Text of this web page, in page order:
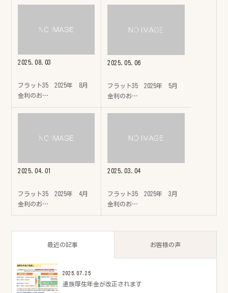
2025.08.03
フラット35 2025年 8月
金利のお…
2025.05.06
フラット35 2025年 5月
金利のお…
2025.04.01
フラット35 2025年 4月
金利のお…
2025.03.04
フラット35 2025年 3月
金利のお…
最近の記事 お客様の声
2025.07.25
遺族厚生年金が改正されます